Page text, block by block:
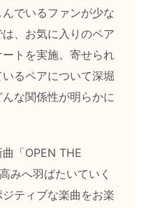
でいるファンが少な
、お気に入りのペア
トを実施。寄せられ
るペアについて深堀
な関係性が明らかに
「OPEN THE
みへ羽ばたいていく
ティブな楽曲をお楽